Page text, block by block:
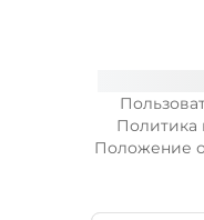
Политика
Положение